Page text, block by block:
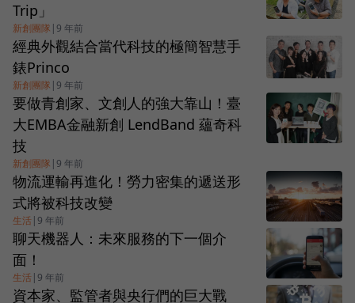
Trip」
新創團隊 | 9 年前
經典外觀結合當代科技的極簡智慧手
錶Princo
新創團隊 | 9 年前
要做青創家、文創人的強大靠山！臺
大EMBA金融新創 LendBand 蘊奇科
技
新創團隊 | 9 年前
物流運輸再進化！勞力密集的遞送形
式將被科技改變
生活| 9 年前
聊天機器人：未來服務的下一個介
面！
生活| 9 年前
資本家、監管者與央行們的巨大戰